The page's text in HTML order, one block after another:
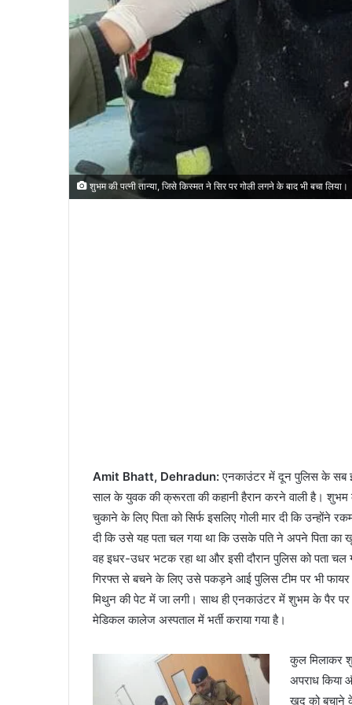
शुभम की पत्नी तान्या, जिसे किस्मत ने सिर पर गोली लगने के बाद भी बचा लिया।
Amit Bhatt, Dehradun:एनकाउंटर में दून पुलिस के सब
साल के युवक की क्रूरता की कहानी हैरान करने वाली है।
चुकाने के लिए पिता को सिर्फ इसलिए गोली मार दी कि उन्होंने
दी कि उसे यह पता चल गया था कि उसके पति ने अपने पिता
वह इधर-उधर भटक रहा था और इसी दौरान पुलिस को पता चल
गिरफ्त से बचने के लिए उसे पकड़ने आई पुलिस टीम पर भी फायर
मिथुन की पेट में जा लगी। साथ ही एनकाउंटर में शुभम के पैर
मेडिकल कालेज अस्पताल में भर्ती कराया गया है।
कुल मिलाकर
अपराध
खुद को बचाने